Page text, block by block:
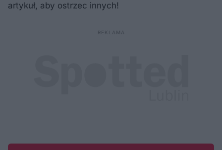
artykuł, aby ostrzec innych!